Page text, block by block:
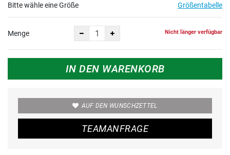
Bitte wähle eine Größe
Größentabelle
Menge Nicht länger verfügbar
IN DEN WARENKORB
AUF DEN WUNSCHZETTEL
TEAMANFRAGE